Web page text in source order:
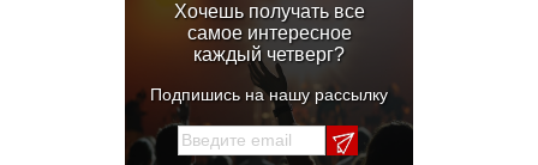
Хочешь получать все
самое интересное
каждый четверг?
Подпишись на нашу рассылку